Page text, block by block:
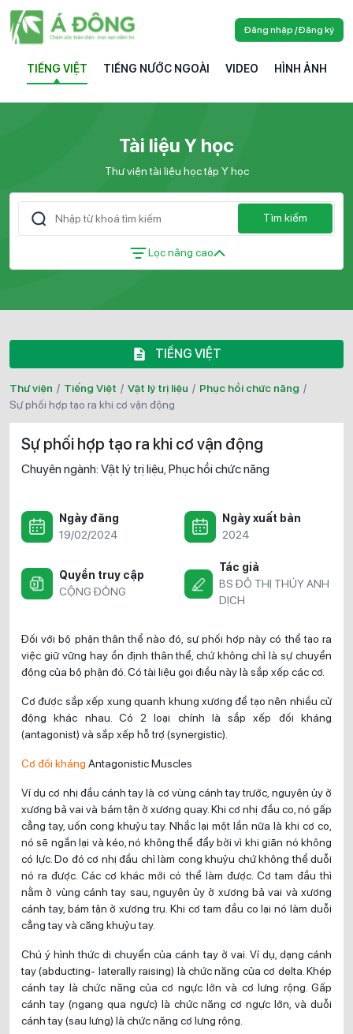
TIẾNG VIỆT TIẾNG NƯỚC NGOÀI VIDEO HÌNH ẢNH
Đăng nhập / Đăng ký
Tài liệu Y học
Thư viện tài liệu học tập Y học
Tìm kiếm
Lọc nâng cao
TIẾNG VIỆT
Thư viện / Tiếng Việt / Vật lý trị liệu / Phục hồi chức năng /
sự phối hợp tạo ra khi cơ vận động
Sự phối hợp tạo ra khi cơ vận động
Chuyên ngành: Vật lý trị liệu Phục hồi chức năng
Ngày đăng
19/02/2024
Ngày xuất bản
2024
Quyền truy cập
CỘNG ĐỒNG
Tác giả
BS ĐỖ THỊ THÚY ANH
DỊCH
Đối với bộ phận thân thể nào đó, sự phối hợp này có thể tạo ra
việc giữ vững hay ổn định thân thể, chứ không chỉ là sự chuyển
động của bộ phận đó. Có tài liệu gọi điều này là sắp xếp các cơ.
Cơ được sắp xếp xung quanh khung xương để tạo nên nhiều cử
động khác nhau. Có 2 loại chính là sắp xếp đối kháng
(antagonist) và sắp xếp hỗ trợ (synergistic).
Cơ đối kháng Antagonistic Muscles
Ví dụ cơ nhị đầu cánh tay là cơ vùng cánh tay trước, nguyên ủy ở
xương bả vai và bám tận ở xương quay. Khi cơ nhị đầu co, nó gấp
cẳng tay, uốn cong khuỷu tay. Nhắc lại một lần nữa là khi cơ co,
nó sẽ ngắn lại và kéo, nó không thể đẩy bởi vì khi giãn nó không
có lực. Do đó cơ nhị đầu chỉ làm cong khuỷu chứ không thể duỗi
nó ra được. Các cơ khác mới có thể làm được. Cơ tam đầu thì
nằm ở vùng cánh tay sau, nguyên ủy ở xương bả vai và xương
cánh tay, bám tận ở xương trụ. Khi cơ tam đầu co lại nó làm duỗi
cẳng tay và căng khuỷu tay.
Chú ý hình thức di chuyển của cánh tay ở vai. Ví dụ, dạng cánh
tay (abducting- laterally raising) là chức năng của cơ delta. Khép
cánh tay là chức năng của cơ ngực lớn và cơ lưng rộng. Gấp
cánh tay (ngang qua ngực) là chức năng cơ ngực lớn, và duỗi
cánh tay (sau lưng) là chức năng cơ lưng rộng.